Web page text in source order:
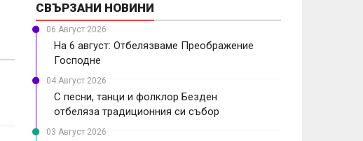
СВЪРЗАНИ НОВИНИ
06 Август 2026
На 6 август: Отбелязваме Преображение
Господне
04 Август 2026
С песни, танци и фолклор Безден
отбеляза традиционния си събор
03 Август 2026